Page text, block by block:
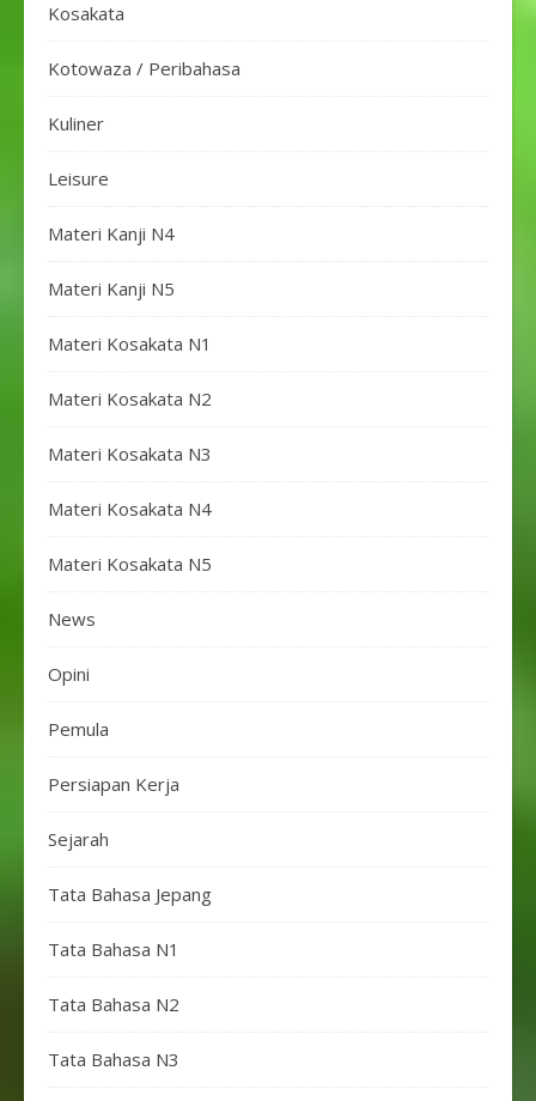
Kosakata
Kotowaza / Peribahasa
Kuliner
Leisure
Materi Kanji N4
Materi Kanji N5
Materi Kosakata N1
Materi Kosakata N2
Materi Kosakata N3
Materi Kosakata N4
Materi Kosakata N5
News
Opini
Pemula
Persiapan Kerja
Sejarah
Tata Bahasa Jepang
Tata Bahasa N1
Tata Bahasa N2
Tata Bahasa N3